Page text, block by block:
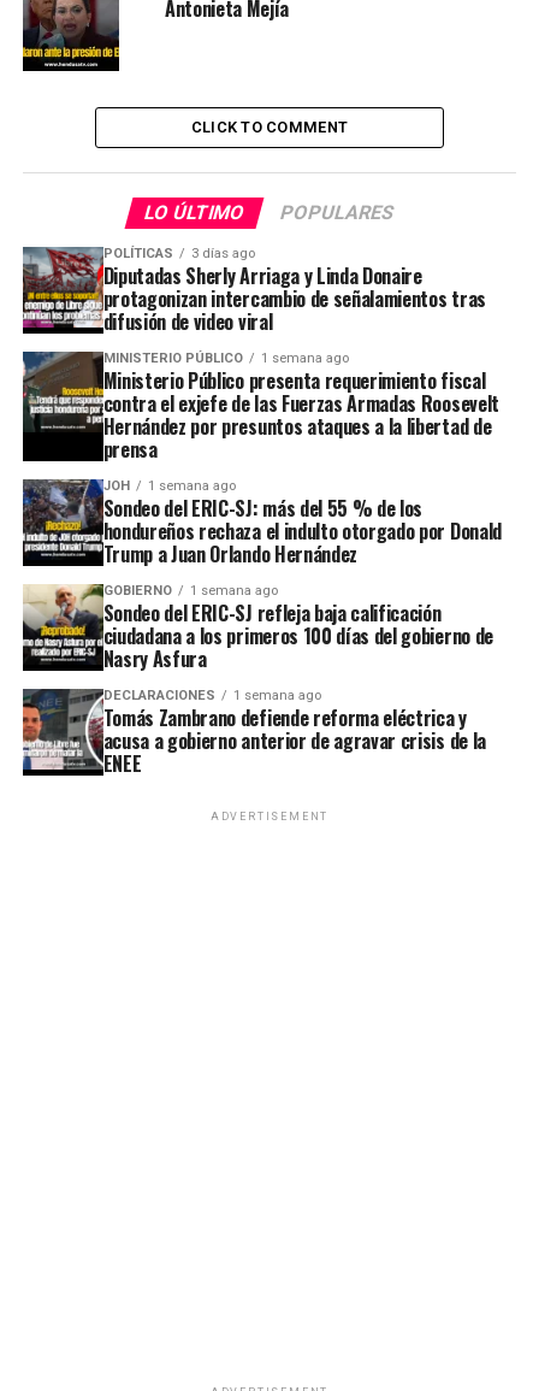
Antonieta Mejía
CLICK TO COMMENT
LO ÚLTIMO POPULARES
POLÍTICAS 3 días ago
Diputadas Sherly Arriaga y Linda Donaire
protagonizan intercambio de señalamientos tras
difusión de video viral
MINISTERIO PÚBLICO 1 semana ago
Ministerio Público presenta requerimiento fiscal
contra el exjefe de las Fuerzas Armadas Roosevelt
Hernández por presuntos ataques a la libertad de
prensa
JOH 1 semana ago
Sondeo del ERIC-SJ: más del 55 % de los
hondureños rechaza el indulto otorgado por Donald
Trump a Juan Orlando Hernández
GOBIERNO 1 semana ago
Sondeo del ERIC-SJ refleja baja calificación
ciudadana a los primeros 100 días del gobierno de
Nasry Asfura
DECLARACIONES 1 semana ago
Tomás Zambrano defiende reforma eléctrica y
acusa a gobierno anterior de agravar crisis de la
ENEE
ADVERTISEMENT